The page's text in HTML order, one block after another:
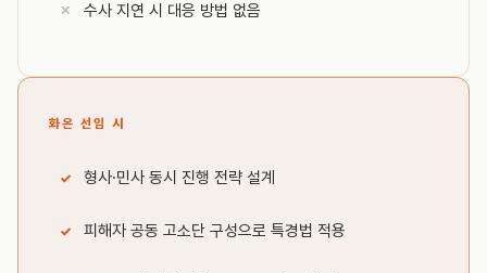
수사 지연 시 대응 방법 없음
화온 선임 시
형사·민사 동시 진행 전략 설계
피해자 공동 고소단 구성으로 특경법 적용